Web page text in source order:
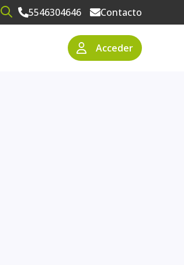
Open search5546304646 Contacto
Acceder